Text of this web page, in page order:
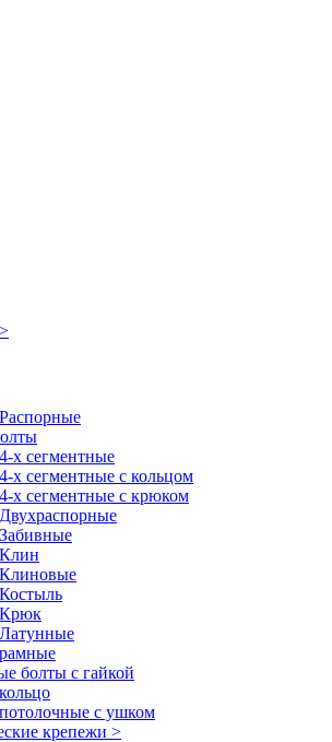
>
х сегментные
х сегментные с кольцом
х сегментные с крюком
болты с гайкой
с ушком
крепежи >